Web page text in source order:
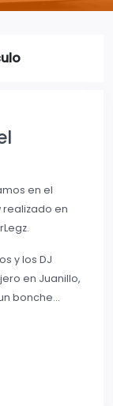
en el
realizado en
y los DJ
en Juanillo,
bonche…